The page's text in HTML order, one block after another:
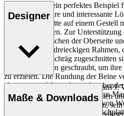
Der CH008 ist ein perfektes Beispiel
für einfache, klare und interessante
runden Tischplatte auf einem Gestell
konischen Beinen. Zur
Bindeglied zwischen der Oberseite
einen massiven dreieckigen
der Tischplatte schräg zugeschnitten
schrägen Flächen geschraubt, um
zu erzielen. Die Rundung der Beine
eleganten und fast schon
elegante CH008 Coffee Table aus
zu anderen bekannten Stücken von
Lounge Chairs. Die massive
Designer
Der dänische Möbeldesigner Hans J.
einer der kreativsten, innovativsten
Zeiten und ist für seine Präzision,
Geschick und seinen
Maße & Downloads